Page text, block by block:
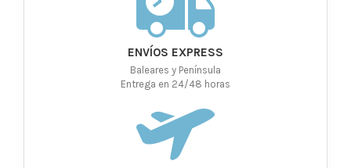
ENVÍOS EXPRESS
Baleares y Península
Entrega en 24/48 horas